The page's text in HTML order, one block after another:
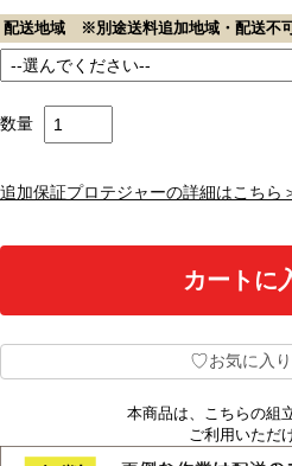
配送地域 ※別途送料追加地域・配送不可
数量
追加保証プロテジャーの詳細はこちら
♡お気に入
本商品は、こちらの組
ご利用いただ